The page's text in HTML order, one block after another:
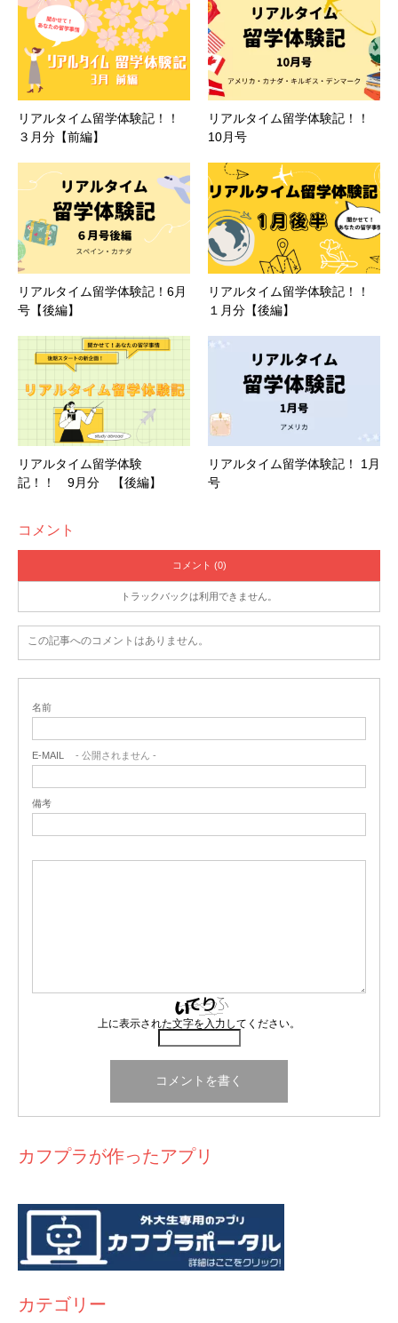
リアルタイム留学体験記！！
３月分【前編】
リアルタイム留学体験記！！
10月号
リアルタイム留学体験記！6月
号【後編】
リアルタイム留学体験記！！
１月分【後編】
リアルタイム留学体験
記！！ 9月分 【後編】
リアルタイム留学体験記！ 1月
号
コメント
コメント (0)
トラックバックは利用できません。
この記事へのコメントはありません。
名前
E-MAIL - 公開されません -
備考
上に表示された文字を入力してください。
カフプラが作ったアプリ
カテゴリー